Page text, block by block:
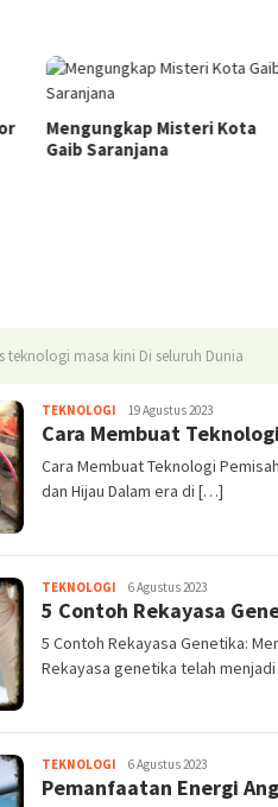
Mengungkap Misteri Kota
Gaib Saranjana
teknologi masa kini Di seluruh Dunia
TEKNOLOGI Ahmad
Syaiful
19 Agustus 2023
Cara Membuat
Cara Membuat Teknologi
dan Hijau Dalam era di […]
TEKNOLOGI Ahmad
Syaiful
6 Agustus 2023
5 Contoh Rekayasa
5 Contoh Rekayasa Genetika:
Rekayasa genetika telah
TEKNOLOGI Ahmad
Syaiful
6 Agustus 2023
Pemanfaatan Energi